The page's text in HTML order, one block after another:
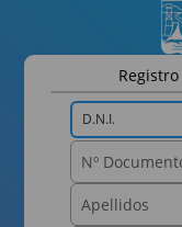
D.N.I.